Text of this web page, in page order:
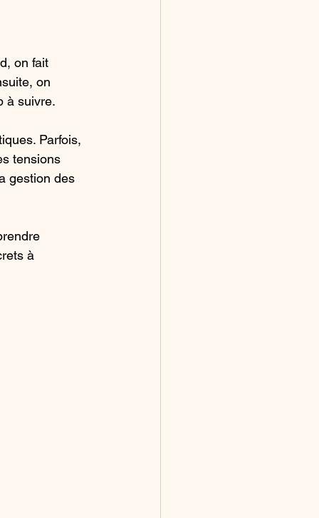
on fait
on
à suivre.
Parfois,
tensions
gestion des
à